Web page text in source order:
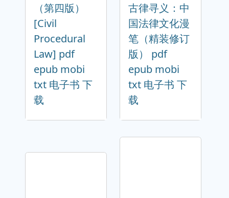
（第四版）
[Civil
Procedural
Law] pdf
epub mobi
txt 电子书 下
载
古律寻义：中
国法律文化漫
笔（精装修订
版） pdf
epub mobi
txt 电子书 下
载